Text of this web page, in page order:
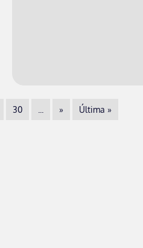
30 » Última »